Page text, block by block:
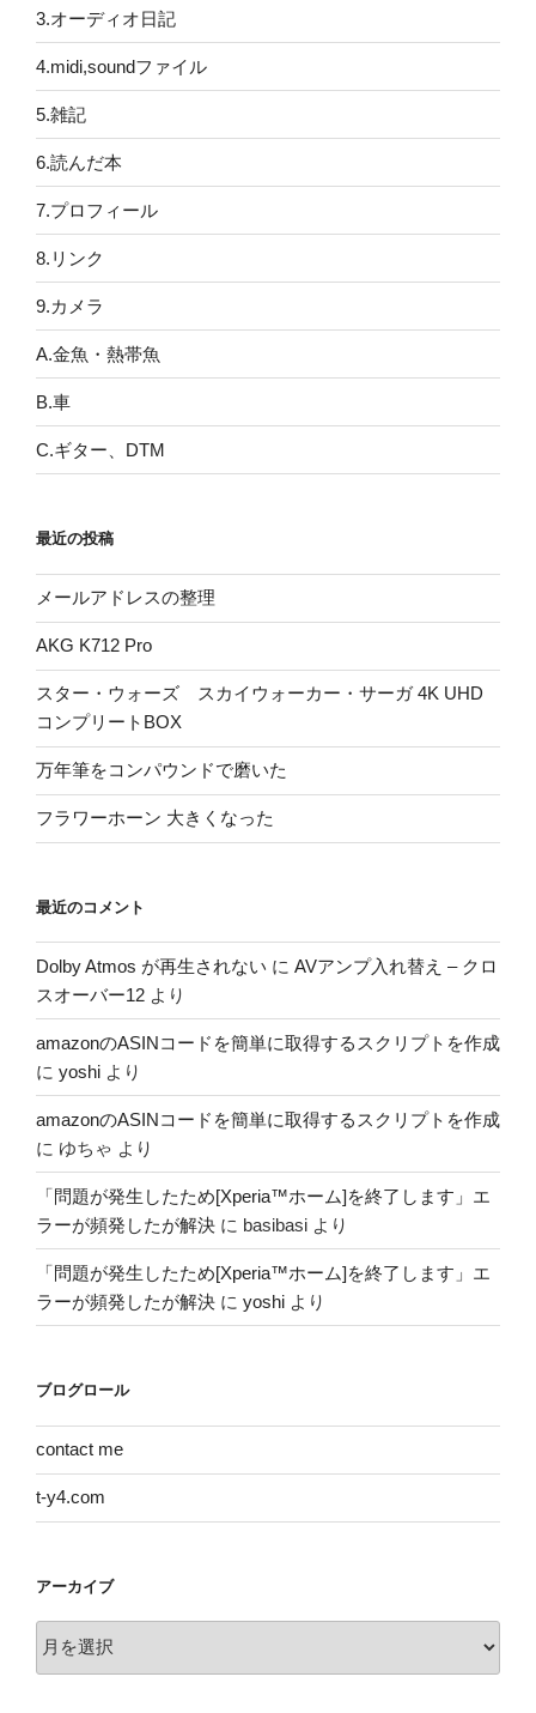
3.オーディオ日記
4.midi,soundファイル
5.雑記
6.読んだ本
7.プロフィール
8.リンク
9.カメラ
A.金魚・熱帯魚
B.車
C.ギター、DTM
最近の投稿
メールアドレスの整理
AKG K712 Pro
スター・ウォーズ スカイウォーカー・サーガ 4K UHD
コンプリートBOX
万年筆をコンパウンドで磨いた
フラワーホーン 大きくなった
最近のコメント
Dolby Atmos が再生されない に AVアンプ入れ替え – クロ
スオーバー12 より
amazonのASINコードを簡単に取得するスクリプトを作成
に yoshi より
amazonのASINコードを簡単に取得するスクリプトを作成
に ゆちゃ より
「問題が発生したため[Xperia™ホーム]を終了します」エ
ラーが頻発したが解決 に basibasi より
「問題が発生したため[Xperia™ホーム]を終了します」エ
ラーが頻発したが解決 に yoshi より
ブログロール
contact me
t-y4.com
アーカイブ
ー